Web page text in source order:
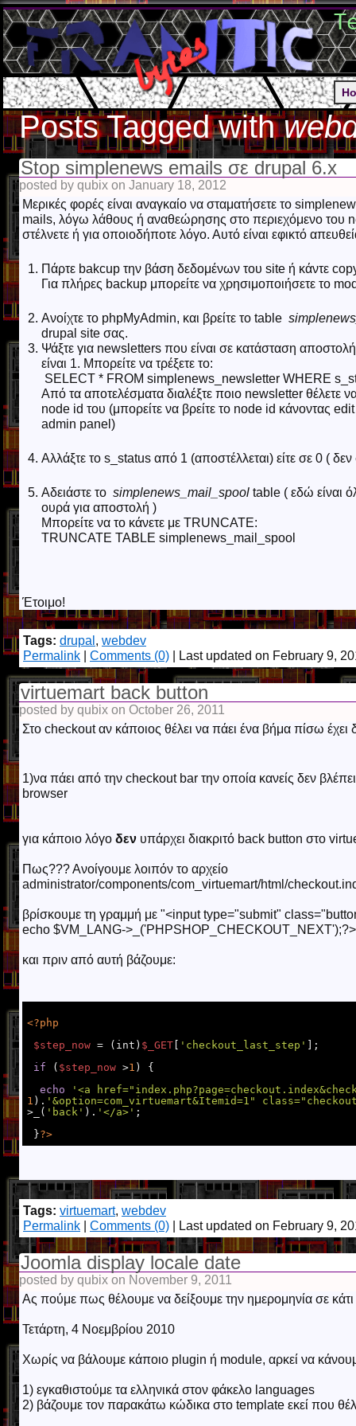
Posts Tagged with
Stop simplenews emails σε drupal 6.x
posted by qubix on January 18, 2012
Μερικές φορές είναι αναγκαίο να σταματήσετε το
mails, λόγω λάθους ή αναθεώρησης στο περιεχόμενο του
στέλνετε ή για οποιοδήποτε λόγο. Αυτό είναι εφικτό
Πάρτε bakcup την βάση δεδομένων του site ή κάντε
Για πλήρες backup μπορείτε να χρησιμοποιήσετε το
Ανοίχτε το phpMyAdmin, και βρείτε το table
drupal site σας.
Ψάξτε για newsletters που είναι σε κατάσταση
είναι 1. Μπορείτε να τρέξετε το:
SELECT * FROM simplenews_newsletter WHERE
Από τα αποτελέσματα διαλέξτε ποιο newsletter θέλετε να
node id του (μπορείτε να βρείτε το node id κάνοντας
admin panel)
Αλλάξτε το s_status από 1 (αποστέλλεται) είτε σε 0 (
Αδειάστε το simplenews_mail_spool table ( εδώ είναι
ουρά για αποστολή )
Μπορείτε να το κάνετε με TRUNCATE:
TRUNCATE TABLE simplenews_mail_spool
Έτοιμο!
Tags: drupal , webdev
Permalink
Comments (0) | Last updated on February 9,
virtuemart back button
posted by qubix on October 26, 2011
Στο checkout αν κάποιος θέλει να πάει ένα βήμα πίσω έχει
1)να πάει από την checkout bar την οποία κανείς δεν
browser
για κάποιο λόγο δεν υπάρχει διακριτό back button στο
Πως???Ανοίγουμε λοιπόν το αρχείο
administrator/components/com_virtuemart/html/
βρίσκουμε τη γραμμή με "<input type="submit"
echo $VM_LANG-
και πριν από αυτή βάζουμε:
<?php
$step_now = (int) $_GET 'checkout_last_step'
];
if ( $step_now >1 ) {
echo
'<a
1 ). '&option=com_virtuemart&Itemid=1"
>_( 'back' ). '</a>' ;
}?>
Tags: virtuemart, webdev
Permalink
Comments (0) | Last updated on February 9,
Joomla display locale date
posted by qubix on November 9, 2011
Ας πούμε πως θέλουμε να δείξουμε την ημερομηνία σε
Τετάρτη, 4 Νοεμβρίου 2010
Χωρίς να βάλουμε κάποιο plugin ή module, αρκεί να
1) εγκαθιστούμε τα ελληνικά στον φάκελο languages
2) βάζουμε τον παρακάτω κώδικα στο template εκεί που